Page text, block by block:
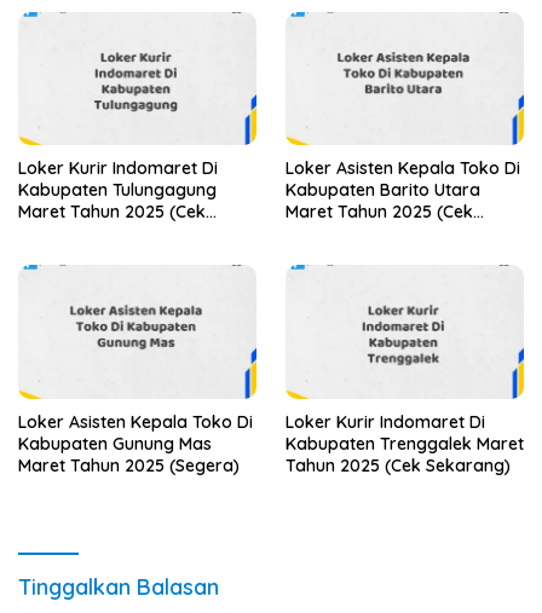
Loker Kurir Indomaret Di
Kabupaten Tulungagung
Maret Tahun 2025 (Cek
Loker Asisten Kepala Toko Di
Kabupaten Barito Utara
Maret Tahun 2025 (Cek
Loker Asisten Kepala Toko Di
Kabupaten Gunung Mas
Maret Tahun 2025 (Segera)
Loker Kurir Indomaret Di
Kabupaten Trenggalek Maret
Tahun 2025 (Cek Sekarang)
Tinggalkan Balasan